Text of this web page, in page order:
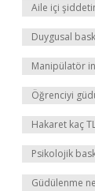
Aile içi
Duygusal
Manipülatör
Öğrenciyi
Hakaret kaç
Psikolojik
Güdülenme